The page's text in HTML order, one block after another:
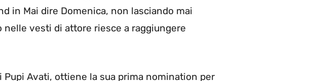
in Mai dire Domenica, non lasciando mai
nelle vesti di attore riesce a raggiungere
Pupi Avati, ottiene la sua prima nomination per